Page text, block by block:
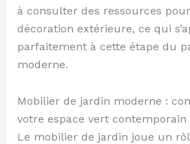
à consulter des ressources
décoration extérieure, ce qui
parfaitement à cette étape du
moderne.
Mobilier de jardin moderne :
votre espace vert contemporain
Le mobilier de jardin joue un